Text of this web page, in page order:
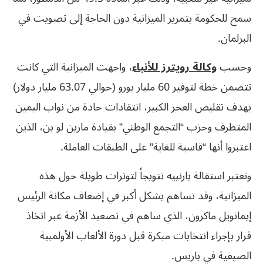
سمح للحكومة بتمرير الميزانية دون الحاجة إلى تصويت في
البرلمان.
وحسبوكالة رويترز للأنباء، واجهت الميزانية التي كانت
تتضمن خطة لتوفير 60 مليار يورو (حوالي 63.07 مليار دولار)
بهدف تقليص العجز الكبير، انتقادات حادة من نواب اليمين
المتطرف وحزب “التجمع الوطني” بقيادة مارين لو بن، الذين
اعتبروا أنها “قاسية للغاية” على الطبقات العاملة.
وتعتبر استقالة بارنييه تتويجاً لتوترات طويلة حول هذه
الميزانية، وقد تساهم بشكل أكبر في إضعاف مكانة الرئيس
إيمانويل ماكرون، الذي ساهم في تصعيد الأزمة عبر اتخاذ
قرار بإجراء انتخابات مبكرة قبل دورة الألعاب الأولمبية
الصيفية في باريس.